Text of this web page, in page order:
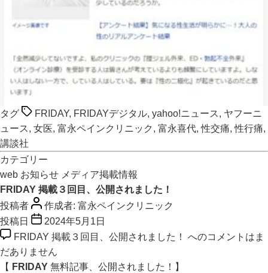
タグ FRIDAY, FRIDAYデジタル, yahoo!ニュース, ヤフーニ
ュース, 女医, 富永ペインクリニック , 富永喜代,性交痛,性行痛,
講談社
カテゴリー
web お知らせ メディア掲載情報
FRIDAY 掲載３回目、公開されました！
投稿者
作成者: 富永ペインクリニック
投稿日
2024年5月1日
FRIDAY 掲載３回目、公開されました！ へのコメントはま
だありません
【 FRIDAY 無料記事、公開されました！】